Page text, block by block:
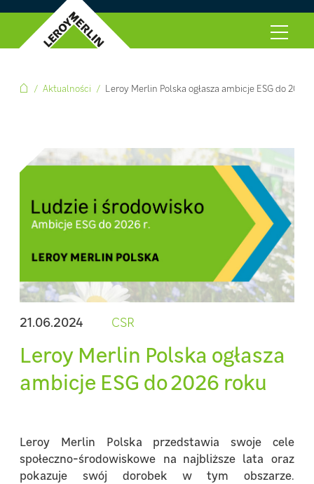
Aktualności Leroy Merlin Polska ogłasza ambicje ESG do 2026
21.06.2024 CSR
Leroy Merlin Polska ogłasza
ambicje ESG do 2026 roku
Leroy Merlin Polska przedstawia swoje cele
społeczno-środowiskowe na najbliższe lata oraz
pokazuje swój dorobek w tym obszarze.